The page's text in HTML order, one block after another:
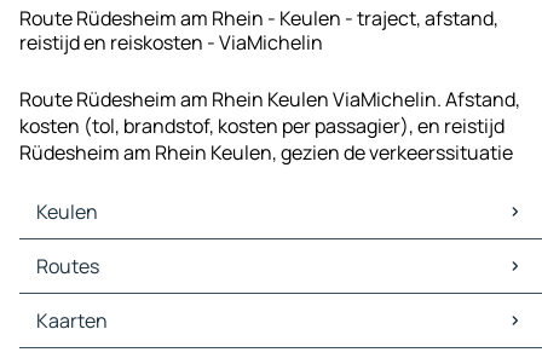
Route Rüdesheim am Rhein - Keulen - traject, afstand,
reistijd en reiskosten - ViaMichelin
Route Rüdesheim am Rhein Keulen ViaMichelin. Afstand,
kosten (tol, brandstof, kosten per passagier), en reistijd
Rüdesheim am Rhein Keulen, gezien de verkeerssituatie
Keulen
Keulen Kaarten
Keulen Verkeer
Keulen Hotels
Keulen Restaurants
Routes
Routes Keulen - Düsseldorf
Routes Keulen - Essen
Kaarten